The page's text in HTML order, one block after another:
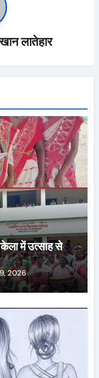
लातेहार
में उत्साह से
2026